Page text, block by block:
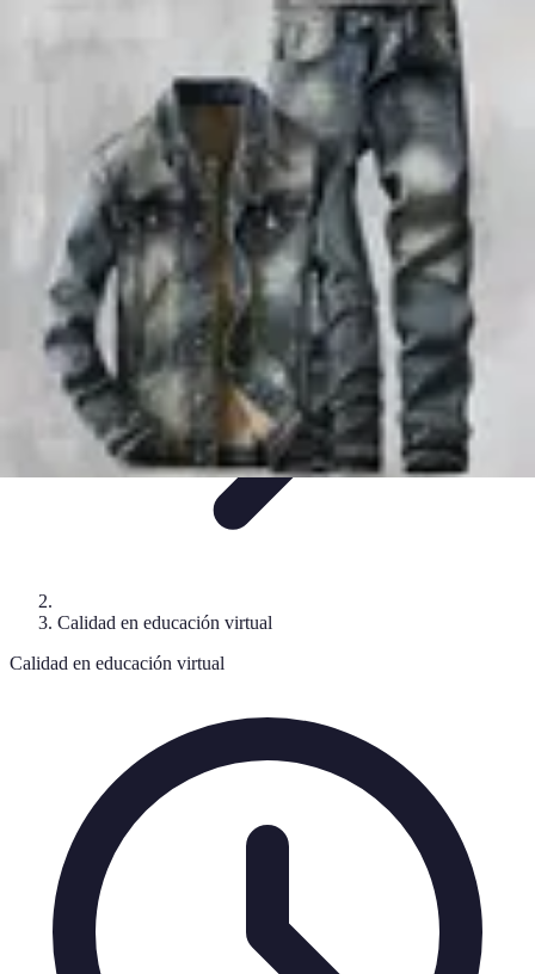
Estrategias de AprendizajePlataformas de
Herramientas
Conocimiento Virtual
Calidad en educación virtual
Calidad en educación virtual